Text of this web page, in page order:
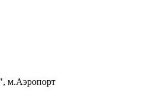
м.Аэропорт